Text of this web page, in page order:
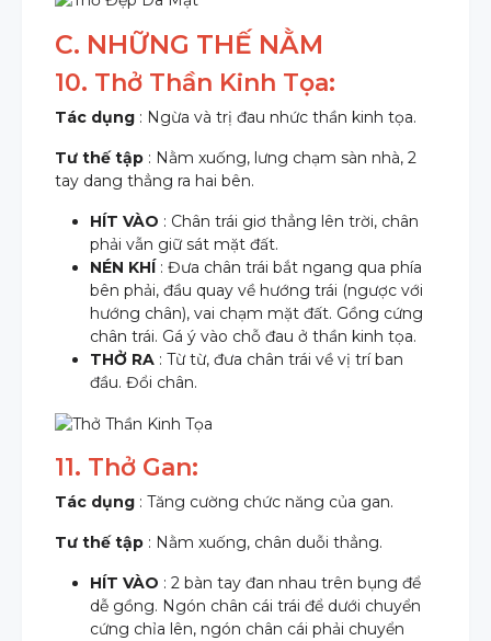
C. NHỮNG THẾ NẰM
10. Thở Thần Kinh Tọa:
Tác dụng : Ngừa và trị đau nhức thần kinh tọa.
Tư thế tập : Nằm xuống, lưng chạm sàn nhà, 2
tay dang thẳng ra hai bên.
HÍT VÀO : Chân trái giơ thẳng lên trời, chân
phải vẫn giữ sát mặt đất.
NÉN KHÍ : Đưa chân trái bắt ngang qua phía
bên phải, đầu quay về hướng trái (ngược với
hướng chân), vai chạm mặt đất. Gồng cứng
chân trái. Gá ý vào chỗ đau ở thần kinh tọa.
THỞ RA : Từ từ, đưa chân trái về vị trí ban
đầu. Đổi chân.
11. Thở Gan:
Tác dụng : Tăng cường chức năng của gan.
Tư thế tập : Nằm xuống, chân duỗi thẳng.
HÍT VÀO : 2 bàn tay đan nhau trên bụng để
dễ gồng. Ngón chân cái trái để dưới chuyển
cứng chỉa lên, ngón chân cái phải chuyển